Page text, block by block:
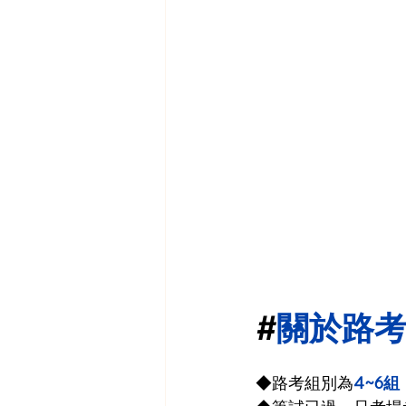
#關於路考
◆路考組別為4~6組